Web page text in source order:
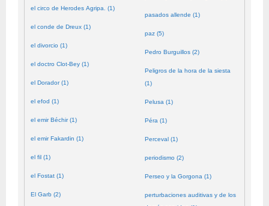
el circo de Herodes Agripa. (1)
el conde de Dreux (1)
el divorcio (1)
el doctro Clot-Bey (1)
el Dorador (1)
el efod (1)
el emir Béchir (1)
el emir Fakardin (1)
el fil (1)
el Fostat (1)
El Garb (2)
pasados allende (1)
paz (5)
Pedro Burguillos (2)
Peligros de la hora de la siesta
(1)
Pelusa (1)
Péra (1)
Perceval (1)
periodismo (2)
Perseo y la Gorgona (1)
perturbaciones auditivas y de los